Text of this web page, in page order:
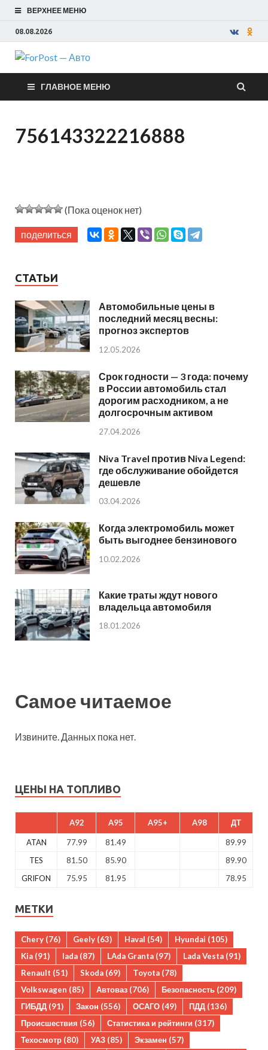
ВЕРХНЕЕ МЕНЮ
08.08.2026
ForPost —
Авто
ГЛАВНОЕ МЕНЮ
756143322216888
(Пока оценок нет)
поделиться
СТАТЬИ
Автомобильные цены в
последний месяц весны:
прогноз экспертов
12.05.2026
Срок годности — 3 года: почему
в России автомобиль стал
дорогим расходником, а не
долгосрочным активом
27.04.2026
Niva Travel против Niva Legend:
где обслуживание обойдется
дешевле
03.04.2026
Когда электромобиль может
быть выгоднее бензинового
10.02.2026
Какие траты ждут нового
владельца автомобиля
18.01.2026
Самое читаемое
Извините. Данных пока нет.
ЦЕНЫ НА ТОПЛИВО
A92 A95 A95+ A98 ДТ
ATAN 77.99 81.49
89.99
TES
81.50 85.90
89.90
GRIFON
75.95 81.95 78.95
МЕТКИ
Chery (76) Geely (63) Haval (54) Hyundai (105)
Kia (91) lada (87) LAda Granta (97) Lada Vesta (91)
Renault (51) Skoda (69) Toyota (78)
Volkswagen (85) Автоваз (706) Безопасность (209)
ГИБДД (91) Закон (556) ОСАГО (49) ПДД (136)
Происшествия (56) Статистика и рейтинги (317)
Техосмотр (80) УАЗ (85) Экзамен (57)